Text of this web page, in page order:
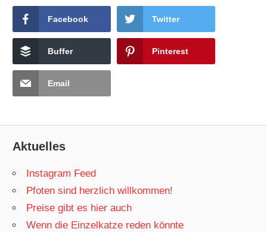
Facebook Twitter
Buffer Pinterest
Email
Aktuelles
Instagram Feed
Pfoten sind herzlich willkommen!
Preise gibt es hier auch
Wenn die Einzelkatze reden könnte